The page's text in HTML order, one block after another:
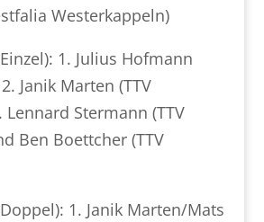
Westerkappeln)
1. Julius Hofmann
Janik Marten (TTV
Stermann (TTV
Ben Boettcher (TTV
1. Janik Marten/Mats